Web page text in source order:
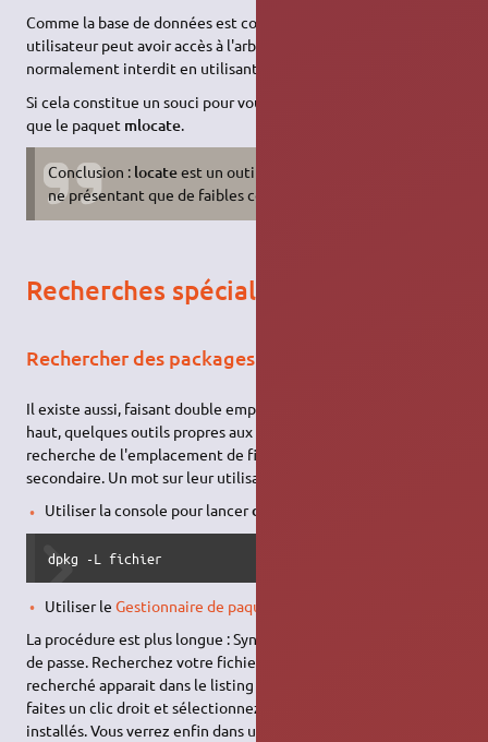
Comme la base de données est consultable par tous, un
utilisateur peut avoir accès à l'arborescence d'un dossier
normalement interdit en utilisant la commande
Si cela constitue un souci pour vous, il ne vous faudra installer
que le paquet mlocate.
Conclusion : locateest un outil aussi simple que pratique
ne présentant que de faibles contraintes.
Recherches spécialisées
Rechercher des packages
Il existe aussi, faisant double emploi aux deux outils cités plus
haut, quelques outils propres aux paquets Debian pour qui la
recherche de l'emplacement de fichiers n'est qu'une fonction
secondaire. Un mot sur leur utilisation en cas de recherche :
Utiliser la console pour lancerdpkg
dpkg -L fichier
Utiliser le Gestionnaire de paquets synaptic
La procédure est plus longue : Synaptic est lancé après le mot
de passe. Recherchez votre fichier. Une fois que le paquet
recherché apparait dans le listing de droite, sélectionnez-le,
faites un clic droit et sélectionnez propriétés > fichiers
installés. Vous verrez enfin dans une petite fenêtre l'endroit où